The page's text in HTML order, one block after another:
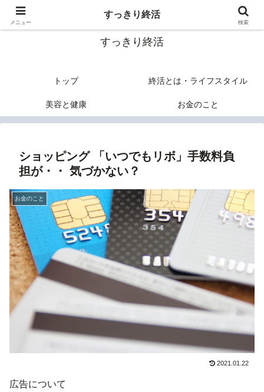
終活のヒントあれこれ
すっきり終活
トップ 終活とは・ライフスタイル
美容と健康 お金のこと
ショッピング 「いつでもリボ」手数料負
担が・・ 気づかない？
お金のこと
2021.01.22
広告について
メニュー
すっきり終活
検索